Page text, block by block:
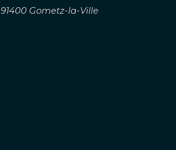
91400 Gometz-la-Ville